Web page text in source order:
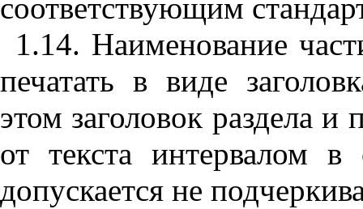
соответствующим
1.14. Наименование
печатать в виде
этом заголовок раздела и
от текста интервалом
допускается не